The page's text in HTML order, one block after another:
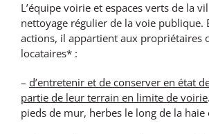
L’équipe voirie et espaces verts de la
nettoyage régulier de la voie publique.
actions, il appartient aux propriétaires
locataires* :
– d’entretenir et de conserver en état
partie de leur terrain en limite de voirie
pieds de mur, herbes le long de la